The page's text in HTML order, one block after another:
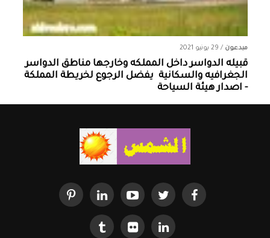
مبدعون / 29 يونيو 2021
قبيله الدواسر داخل المملكه وخارجها ‏مناطق الدواسر
الجغرافيه والسكانية ‏ يفضل الرجوع لخريطة المملكة
- اصدار هيئة السياحة